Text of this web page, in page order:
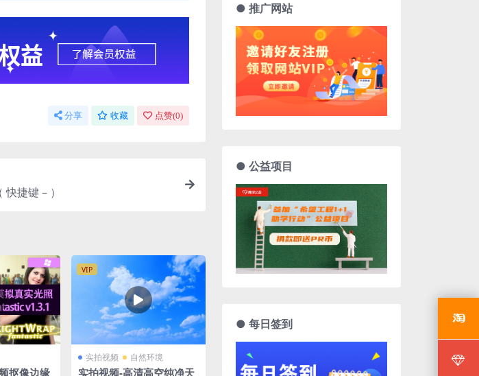
分享 收藏 点赞(0)
捷键 – ）
抠像边缘
VIP
实拍视频 自然环境
实拍视频-高清高空纯净天
● 推广网站
● 公益项目
● 每日签到